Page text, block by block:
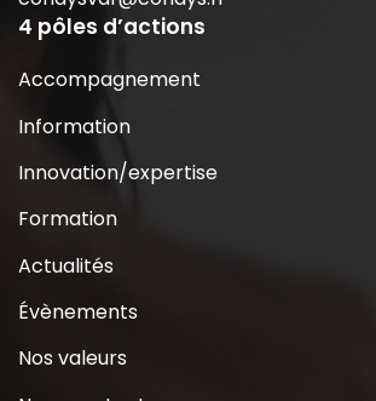
4 pôles d’actions
Accompagnement
Information
Innovation/expertise
Formation
Actualités
Évènements
Nos valeurs